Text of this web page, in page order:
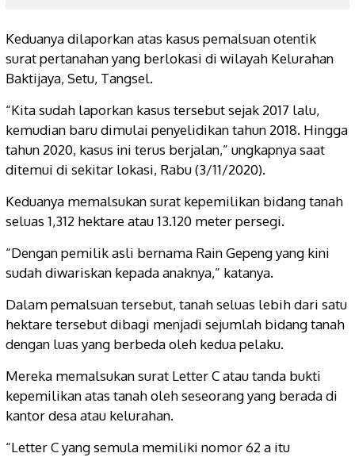
Keduanya dilaporkan atas kasus pemalsuan otentik
surat pertanahan yang berlokasi di wilayah Kelurahan
Baktijaya, Setu, Tangsel.
“Kita sudah laporkan kasus tersebut sejak 2017 lalu,
kemudian baru dimulai penyelidikan tahun 2018. Hingga
tahun 2020, kasus ini terus berjalan,” ungkapnya saat
ditemui di sekitar lokasi, Rabu (3/11/2020).
Keduanya memalsukan surat kepemilikan bidang tanah
seluas 1,312 hektare atau 13.120 meter persegi.
“Dengan pemilik asli bernama Rain Gepeng yang kini
sudah diwariskan kepada anaknya,” katanya.
Dalam pemalsuan tersebut, tanah seluas lebih dari satu
hektare tersebut dibagi menjadi sejumlah bidang tanah
dengan luas yang berbeda oleh kedua pelaku.
Mereka memalsukan surat Letter C atau tanda bukti
kepemilikan atas tanah oleh seseorang yang berada di
kantor desa atau kelurahan.
“Letter C yang semula memiliki nomor 62 a itu